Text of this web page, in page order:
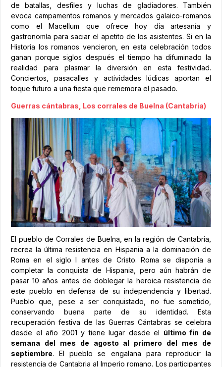
de batallas, desfiles y luchas de gladiadores. También
evoca campamentos romanos y mercados galaico-romanos
como el Macellum que ofrece hoy día artesanía y
gastronomía para saciar el apetito de los asistentes. Si en la
Historia los romanos vencieron, en esta celebración todos
ganan porque siglos después el tiempo ha difuminado la
realidad para plasmar la diversión en esta festividad.
Conciertos, pasacalles y actividades lúdicas aportan el
toque futuro a una fiesta que rememora el pasado.
Guerras cántabras, Los corrales de Buelna (Cantabria)
El pueblo de Corrales de Buelna, en la región de Cantabria,
recrea la última resistencia en Hispania a la dominación de
Roma en el siglo I antes de Cristo. Roma se disponía a
completar la conquista de Hispania, pero aún habrán de
pasar 10 años antes de doblegar la heroica resistencia de
este pueblo en defensa de su independencia y libertad.
Pueblo que, pese a ser conquistado, no fue sometido,
conservando buena parte de su identidad. Esta
recuperación festiva de las Guerras Cántabras se celebra
desde el año 2001 y tiene lugar desde el último fin de
semana del mes de agosto al primero del mes de
septiembre. El pueblo se engalana para reproducir la
resistencia de Cantabria al Imperio romano. Los participantes